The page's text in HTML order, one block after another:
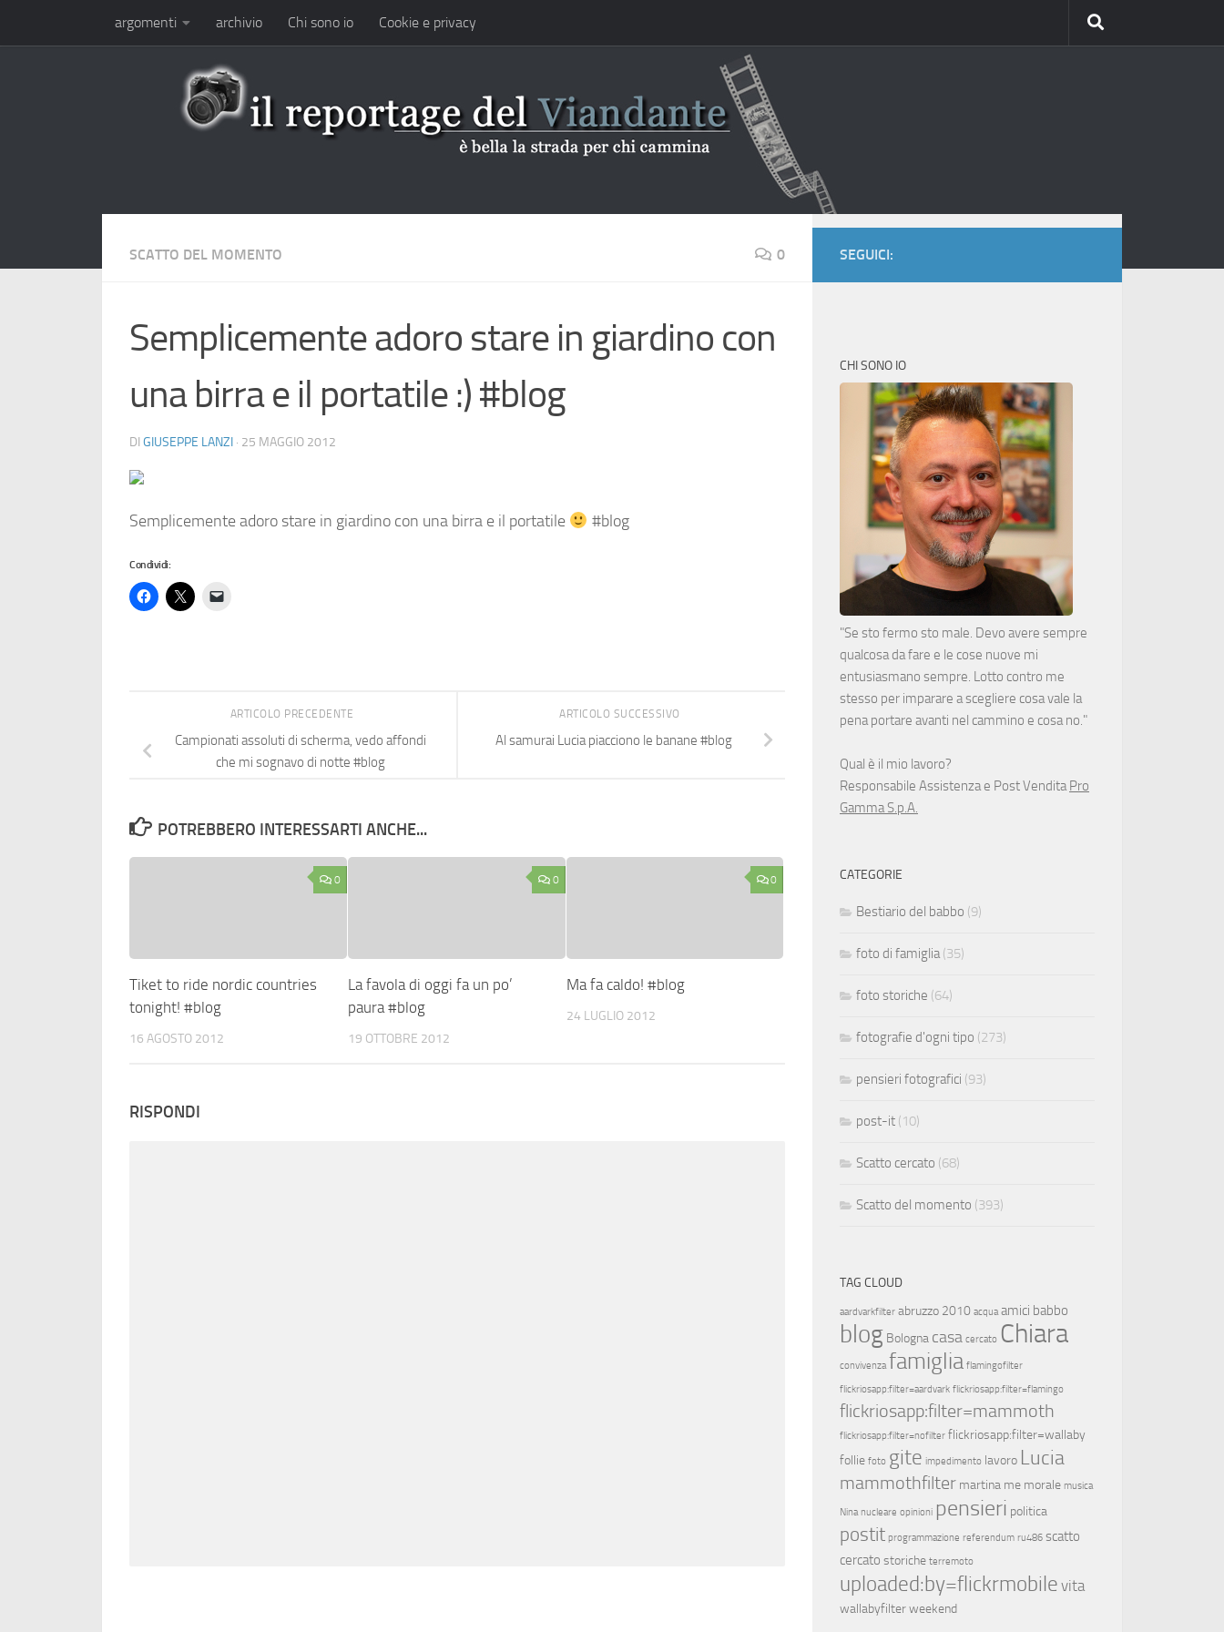
Salta al contenutoargomenti archivio Chi sono io Cookie e privacy
SCATTO DEL MOMENTO 0
Semplicemente adoro stare in giardino con
una birra e il portatile :) #blog
DI GIUSEPPE LANZI · 25 MAGGIO 2012
Semplicemente adoro stare in giardino con una birra e il portatile #blog
Condividi:
ARTICOLO SUCCESSIVO
Al samurai Lucia piacciono le banane #blog
ARTICOLO PRECEDENTE
Campionati assoluti di scherma, vedo affondi
che mi sognavo di notte #blog
POTREBBERO INTERESSARTI ANCHE...
0
Tiket to ride nordic countries
tonight! #blog
16 AGOSTO 2012
0
La favola di oggi fa un po’
paura #blog
19 OTTOBRE 2012
0
Ma fa caldo! #blog
24 LUGLIO 2012
RISPONDI
SEGUICI:
CHI SONO IO
"Se sto fermo sto male. Devo avere sempre
qualcosa da fare e le cose nuove mi
entusiasmano sempre. Lotto contro me
stesso per imparare a scegliere cosa vale la
pena portare avanti nel cammino e cosa no."
Qual è il mio lavoro?
Responsabile Assistenza e Post VenditaPro
Gamma S.p.A.
CATEGORIE
Bestiario del babbo (9)
foto di famiglia(35)
foto storiche (64)
fotografie d'ogni tipo (273)
pensieri fotografici (93)
post-it (10)
Scatto cercato (68)
Scatto del momento (393)
TAG CLOUD
aardvarkfilter abruzzo 2010 acqua amici babbo
blog Bologna casa cercato Chiara
convivenza famiglia flamingofilter
flickriosapp:filter=aardvark flickriosapp:filter=flamingo
flickriosapp:filter=mammoth
flickriosapp:filter=nofilter flickriosapp:filter=wallaby
follie foto gite impedimento lavoro Lucia
mammothfilter martina me morale musica
Nina nucleare opinioni pensieri politica
postit programmazione referendum ru486 scatto
cercato storiche terremoto
uploaded:by=flickrmobile vita
wallabyfilterweekend